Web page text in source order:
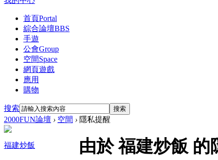
首頁Portal
綜合論壇BBS
手遊
公會Group
空間Space
網頁遊戲
應用
購物
搜索 搜索
2000FUN論壇 › 空間 › 隱私提醒
福建炒飯 由於 福建炒飯